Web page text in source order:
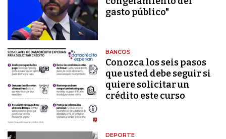
gasto público"
BANCOS
Conozca los seis pasos
que usted debe seguir si
quiere solicitar un
crédito este curso
DEPORTE